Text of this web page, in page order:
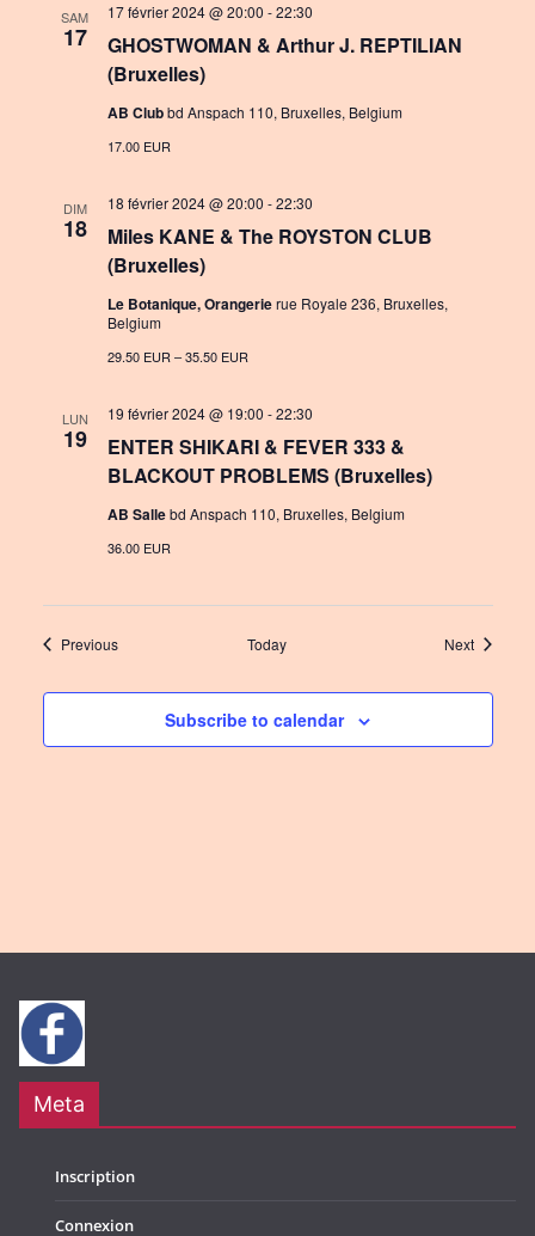
SAM
17
GHOSTWOMAN & Arthur J. REPTILIAN
(Bruxelles)
17 février 2024 @ 20:00 -22:30
AB Clubbd Anspach 110, Bruxelles, Belgium
17.00 EUR
DIM
18
Miles KANE & The ROYSTON CLUB
(Bruxelles)
18 février 2024 @ 20:00 -22:30
Le Botanique, Orangerierue Royale 236, Bruxelles,
Belgium
29.50 EUR – 35.50 EUR
LUN
19
ENTER SHIKARI & FEVER 333 &
BLACKOUT PROBLEMS (Bruxelles)
19 février 2024 @ 19:00 -22:30
AB Sallebd Anspach 110, Bruxelles, Belgium
36.00 EUR
PreviousEvents Today NextEvents
Subscribe to calendar
Meta
Inscription
Connexion